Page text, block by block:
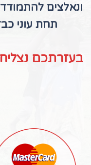
ונאלצים
תחת עוני
בעזרתכם